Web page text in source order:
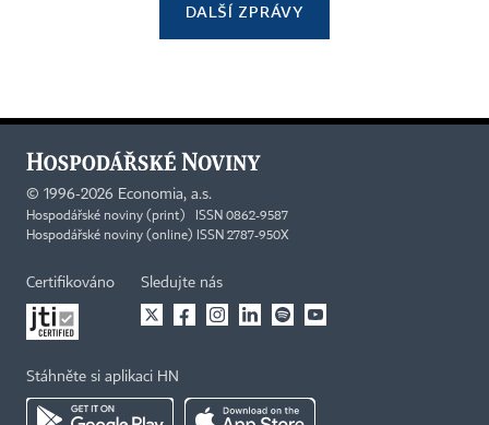
DALŠÍ ZPRÁVY
© 1996-2026 Economia, a.s.
Hospodářské noviny (print) ISSN 0862-9587
Hospodářské noviny (online) ISSN 2787-950X
Certifikováno Sledujte nás
Stáhněte si aplikaci HN